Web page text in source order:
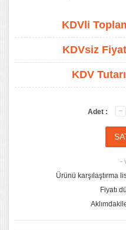
KDVli
KDVsiz
KDV
Adet :
-
Ürünü karşılaştırma
Fiyatı